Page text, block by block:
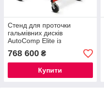
Стенд для проточки
гальмівних дисків
AutoComp Elite із
PRO 20-3388-1 ACE20E
HUNTER
768 600 ₴
Купити